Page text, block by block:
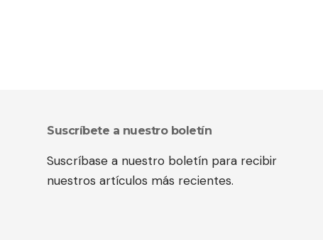
Suscríbete a nuestro boletín
Suscríbase a nuestro boletín para recibir
nuestros artículos más recientes.